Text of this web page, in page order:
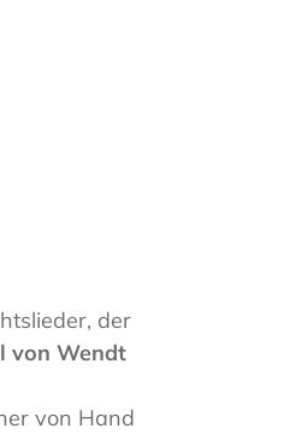
der
von Wendt
von Hand